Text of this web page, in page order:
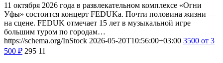
11 октября 2026 года в развлекательном комплексе «Огни
Уфы» состоится концерт FEDUKа. Почти половина жизни —
на сцене. FEDUK отмечает 15 лет в музыкальной игре
большим туром по городам…
https://schema.org/InStock 2026-05-20T10:56:00+03:00 3500 от 3
500 ₽ 295 11